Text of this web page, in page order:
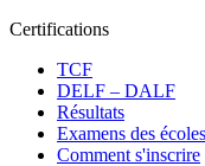
Certifications
TCF
DELF – DALF
Résultats
Examens des
Comment s'inscrire